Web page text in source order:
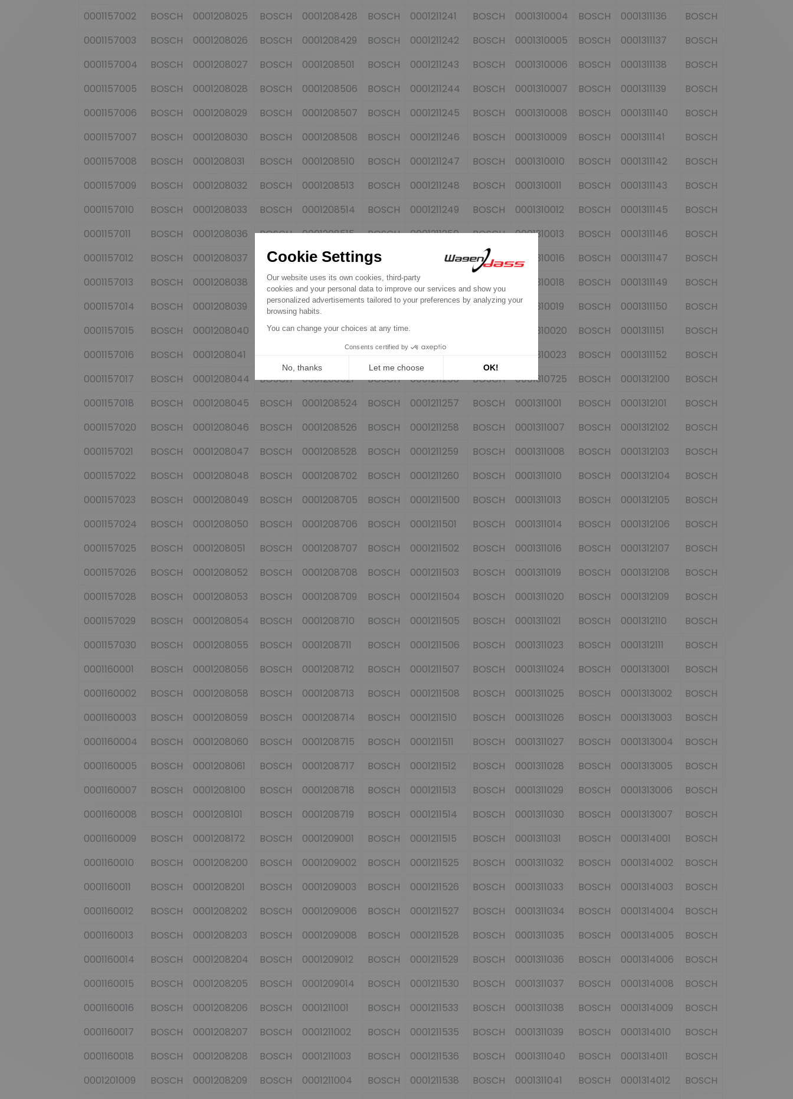
0001157002
BOSCH 0001208025 BOSCH 0001208428 BOSCH 0001211241 BOSCH 0001310004 BOSCH 0001311136 BOSCH
0001157003
BOSCH 0001208026 BOSCH 0001208429 BOSCH 0001211242 BOSCH 0001310005 BOSCH 0001311137 BOSCH
0001157004
BOSCH 0001208027 BOSCH 0001208501 BOSCH 0001211243 BOSCH 0001310006 BOSCH 0001311138 BOSCH
0001157005
BOSCH 0001208028 BOSCH 0001208506 BOSCH 0001211244 BOSCH 0001310007 BOSCH 0001311139 BOSCH
0001157006
BOSCH 0001208029 BOSCH 0001208507 BOSCH 0001211245 BOSCH 0001310008 BOSCH 0001311140 BOSCH
0001157007
BOSCH 0001208030 BOSCH 0001208508 BOSCH 0001211246 BOSCH 0001310009 BOSCH 0001311141 BOSCH
0001157008
BOSCH 0001208031 BOSCH 0001208510 BOSCH 0001211247 BOSCH 0001310010 BOSCH 0001311142 BOSCH
0001157009
BOSCH 0001208032 BOSCH 0001208513 BOSCH 0001211248 BOSCH 0001310011 BOSCH 0001311143 BOSCH
0001157010
BOSCH 0001208033 BOSCH 0001208514 BOSCH 0001211249 BOSCH 0001310012 BOSCH 0001311145 BOSCH
0001157011
BOSCH 0001208036 BOSCH 0001208515 BOSCH 0001211250 BOSCH 0001310013 BOSCH 0001311146 BOSCH
0001157012
BOSCH 0001208037 BOSCH 0001208516 BOSCH 0001211251 BOSCH 0001310016 BOSCH 0001311147 BOSCH
0001157013
BOSCH 0001208038 BOSCH 0001208517 BOSCH 0001211252 BOSCH 0001310018 BOSCH 0001311149 BOSCH
0001157014
BOSCH 0001208039 BOSCH 0001208518 BOSCH 0001211253 BOSCH 0001310019 BOSCH 0001311150 BOSCH
0001157015
BOSCH 0001208040 BOSCH 0001208519 BOSCH 0001310020 BOSCH 0001311151 BOSCH
0001157016
BOSCH 0001208041 0001211255 0001310023 BOSCH 0001311152 BOSCH
0001157017
BOSCH 0001208044 BOSCH 0001208521 BOSCH 0001211256 BOSCH 0001310725 BOSCH 0001312100 BOSCH
0001157018
BOSCH 0001208045 BOSCH 0001208524 BOSCH 0001211257 BOSCH 0001311001 BOSCH 0001312101 BOSCH
0001157020
BOSCH 0001208046 BOSCH 0001208526 BOSCH 0001211258 BOSCH 0001311007 BOSCH 0001312102 BOSCH
0001157021
BOSCH 0001208047 BOSCH 0001208528 BOSCH 0001211259 BOSCH 0001311008 BOSCH 0001312103 BOSCH
0001157022
BOSCH 0001208048 BOSCH 0001208702 BOSCH 0001211260 BOSCH 0001311010 BOSCH 0001312104 BOSCH
0001157023
BOSCH 0001208049 BOSCH 0001208705 BOSCH 0001211500 BOSCH 0001311013 BOSCH 0001312105 BOSCH
0001157024
BOSCH 0001208050 BOSCH 0001208706 BOSCH 0001211501 BOSCH 0001311014 BOSCH 0001312106 BOSCH
0001157025
BOSCH 0001208051 BOSCH 0001208707 BOSCH 0001211502 BOSCH 0001311016 BOSCH 0001312107 BOSCH
0001157026
BOSCH 0001208052 BOSCH 0001208708 BOSCH 0001211503 BOSCH 0001311019 BOSCH 0001312108 BOSCH
0001157028
BOSCH 0001208053 BOSCH 0001208709 BOSCH 0001211504 BOSCH 0001311020 BOSCH 0001312109 BOSCH
0001157029
BOSCH 0001208054 BOSCH 0001208710 BOSCH 0001211505 BOSCH 0001311021 BOSCH 0001312110 BOSCH
0001157030
BOSCH 0001208055 BOSCH 0001208711 BOSCH 0001211506 BOSCH 0001311023 BOSCH 0001312111 BOSCH
0001160001
BOSCH 0001208056 BOSCH 0001208712 BOSCH 0001211507 BOSCH 0001311024 BOSCH 0001313001 BOSCH
0001160002
BOSCH 0001208058 BOSCH 0001208713 BOSCH 0001211508 BOSCH 0001311025 BOSCH 0001313002 BOSCH
0001160003
BOSCH 0001208059 BOSCH 0001208714 BOSCH 0001211510 BOSCH 0001311026 BOSCH 0001313003 BOSCH
0001160004
BOSCH 0001208060 BOSCH 0001208715 BOSCH 0001211511 BOSCH 0001311027 BOSCH 0001313004 BOSCH
0001160005
BOSCH 0001208061 BOSCH 0001208717 BOSCH 0001211512 BOSCH 0001311028 BOSCH 0001313005 BOSCH
0001160007
BOSCH 0001208100 BOSCH 0001208718 BOSCH 0001211513 BOSCH 0001311029 BOSCH 0001313006 BOSCH
0001160008
BOSCH 0001208101 BOSCH 0001208719 BOSCH 0001211514 BOSCH 0001311030 BOSCH 0001313007 BOSCH
0001160009
BOSCH 0001208172 BOSCH 0001209001 BOSCH 0001211515 BOSCH 0001311031 BOSCH 0001314001 BOSCH
0001160010
BOSCH 0001208200 BOSCH 0001209002 BOSCH 0001211525 BOSCH 0001311032 BOSCH 0001314002 BOSCH
0001160011
BOSCH 0001208201 BOSCH 0001209003 BOSCH 0001211526 BOSCH 0001311033 BOSCH 0001314003 BOSCH
0001160012
BOSCH 0001208202 BOSCH 0001209006 BOSCH 0001211527 BOSCH 0001311034 BOSCH 0001314004 BOSCH
0001160013
BOSCH 0001208203 BOSCH 0001209008 BOSCH 0001211528 BOSCH 0001311035 BOSCH 0001314005 BOSCH
0001160014
BOSCH 0001208204 BOSCH 0001209012 BOSCH 0001211529 BOSCH 0001311036 BOSCH 0001314006 BOSCH
0001160015
BOSCH 0001208205 BOSCH 0001209014 BOSCH 0001211530 BOSCH 0001311037 BOSCH 0001314008 BOSCH
0001160016
BOSCH 0001208206 BOSCH 0001211001 BOSCH 0001211533 BOSCH 0001311038 BOSCH 0001314009 BOSCH
0001160017
BOSCH 0001208207 BOSCH 0001211002 BOSCH 0001211535 BOSCH 0001311039 BOSCH 0001314010 BOSCH
0001160018
BOSCH 0001208208 BOSCH 0001211003 BOSCH 0001211536 BOSCH 0001311040 BOSCH 0001314011 BOSCH
0001201009
BOSCH 0001208209 BOSCH 0001211004 BOSCH 0001211538 BOSCH 0001311041 BOSCH 0001314012 BOSCH